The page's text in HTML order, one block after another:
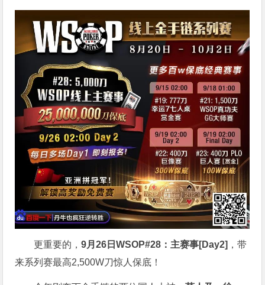
更重要的，9月26日WSOP#28：主赛事[Day2] ，带
来系列赛最高2,500W刀惊人保底！